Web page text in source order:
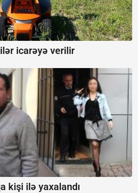
icarəyə verilir
kişi ilə yaxalandı